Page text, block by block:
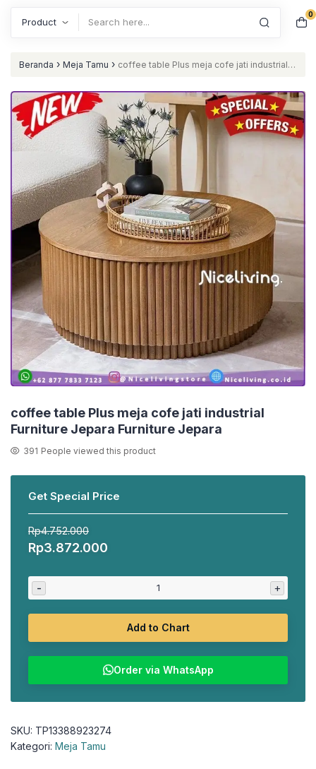
0
Beranda › Meja Tamu › coffee table Plus meja cofe jati industrial
coffee table Plus meja cofe jati industrial
Furniture Jepara Furniture Jepara
391 People viewed this product
Get Special Price
Rp4.752.000
Harga
adalah:
Rp4.752.000.
Rp3.872.000
ini
- +
Add to Chart
Order via WhatsApp
SKU: TP13388923274
Kategori: Meja Tamu